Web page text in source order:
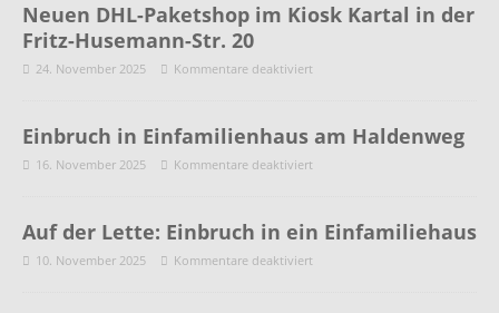
Neuen DHL-Paketshop im Kiosk Kartal in der
Fritz-Husemann-Str. 20
24. November 2025 Kommentare deaktiviert
Einbruch in Einfamilienhaus am Haldenweg
16. November 2025 Kommentare deaktiviert
Auf der Lette: Einbruch in ein Einfamiliehaus
10. November 2025 Kommentare deaktiviert